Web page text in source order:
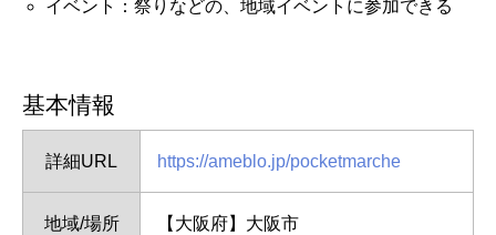
イベント：祭りなどの、地域イベントに参加できる
基本情報
詳細URL https://ameblo.jp/pocketmarche
地域/場所 【大阪府】大阪市